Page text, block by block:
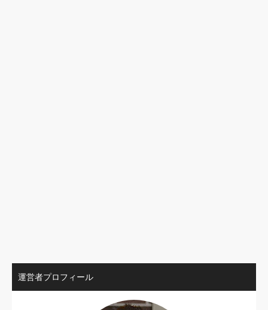
運営者プロフィール